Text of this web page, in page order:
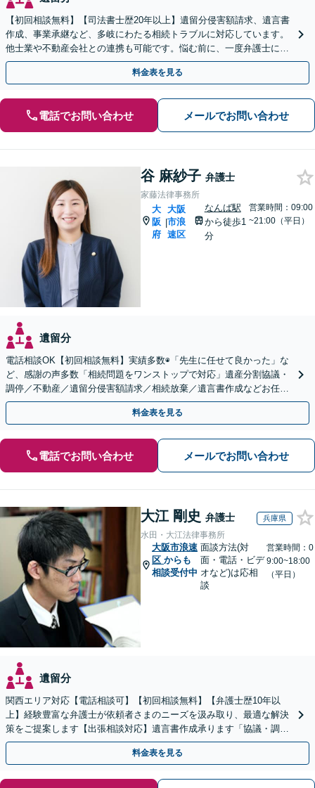
【初回相談無料】【司法書士歴20年以上】遺留分侵害額請求、遺言書
作成、事業承継など、多岐にわたる相続トラブルに対応しています。
他士業や不動産会社との連携も可能です。悩む前に、一度弁護士にご
相談ください。【電話相談可】【夜間・休日対応】
料金表を見る
電話でお問い合わせ メールでお問い合わせ
谷 麻紗子 弁護士
家藤法律事務所
大
阪
府
|
大阪
市浪
速区
なんば駅
から徒歩1
分
営業時間：09:00
~21:00（平日）
遺留分
電話相談OK【初回相談無料】実績多数◉「先生に任せて良かった」な
ど、感謝の声多数「相続問題をワンストップで対応」遺産分割協議・
調停／不動産／遺留分侵害額請求／相続放棄／遺言書作成などお任
せ。司法書士・不動産業者などと連携可【休日・夜間対応】
料金表を見る
電話でお問い合わせ メールでお問い合わせ
大江 剛史 弁護士 兵庫県
水田・大江法律事務所
大阪市浪速
区 からも
相談受付中
面談方法(対
面・電話・ビデ
オなど)は応相
談
営業時間：0
9:00~18:00
（平日）
遺留分
関西エリア対応【電話相談可】【初回相談無料】【弁護士歴10年以
上】経験豊富な弁護士が依頼者さまのニーズを汲み取り、最適な解決
策をご提案します【出張相談対応】遺言書作成承ります「協議・調
停・審判どの段階でも相談OK」【分割・後払い利用可】
料金表を見る